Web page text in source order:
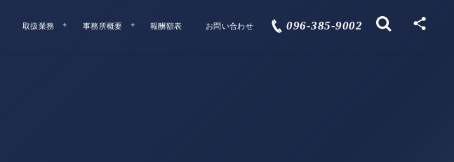
取扱業務 事務所概要 報酬額表 お問い合わせ 096-385-9002